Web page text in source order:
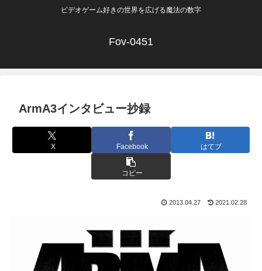
ビデオゲーム好きの世界を広げる魔法の数字
Fov-0451
ArmA3インタビュー抄録
X Facebook はてブ
コピー
2013.04.27 2021.02.28